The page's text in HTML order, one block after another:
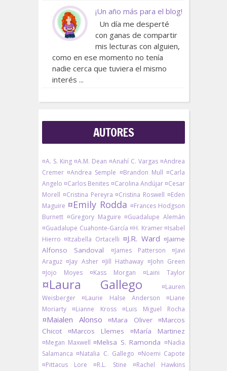
¡Un año más para el blog!
Un día me desperté
con ganas de compartir
mis lecturas con alguien,
como en ese momento no tenía
nadie cerca que tuviera el mismo
interés ...
AUTORES
¤A. S. King ¤A.M. Dean ¤Anahí C. Vargas ¤Andrea
Cremer ¤Andrea Semple ¤Brandon Mull ¤Carla
Angelo ¤Carlos Benites ¤Carolina Andújar ¤Cesar
Morell ¤Cristina Pereyra ¤Cristina Roswell ¤Eden
Maguire ¤Emily Rodda ¤Frances Hodgson
Burnett ¤Gregory Maguire ¤Guadalupe Alemán
¤Guadalupe Cuahonte-García ¤H. Kramer ¤Isabel
Hierro ¤Itzabella Ortacelli ¤J.R. Ward ¤Jaime
Alfonso Sandoval
¤James Patterson
¤Javi
Araguz ¤Jay Asher ¤Jill Hathaway ¤John Green
¤Jojo Moyes
¤Kass Morgan ¤Laini Taylor
¤Laura Gallego
¤Lauren
Weisberger
¤Laurie Halse Anderson
¤Liane
Moriarty
¤Lianne Kross ¤Luis Miguel Rocha
¤Maialen Alonso ¤Mara Oliver
¤Marcos
Chicot
¤Marcos Llemes ¤María Martinez
¤Megan Maxwell ¤Melisa S. Ramonda ¤Nadia
Salamanca ¤Natalia C. Gallego ¤Noemi Capote
¤Pittacus Lore
¤R.L. Stine
¤Rachel Hawkins